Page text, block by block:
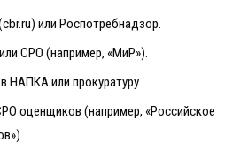
или Роспотребнадзор.
СРО (например, «МиР»).
НАПКА или прокуратуру.
оценщиков (например, «Российское